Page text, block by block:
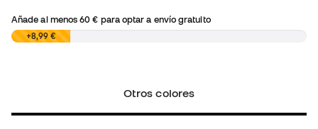
Añade al menos60 € para optar a envío gratuito
0,00 €+8,99 €
Otros colores